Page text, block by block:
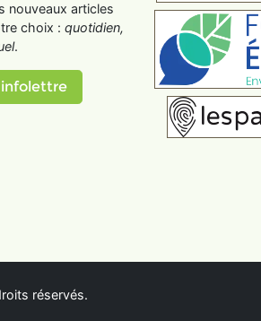
nouveaux articles
choix : quotidien,
.
réservés.